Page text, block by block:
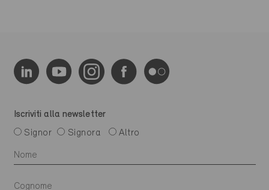
Iscriviti alla newsletter
Signor
Signora Altro